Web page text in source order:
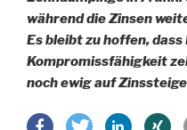
während die Zinsen
Es bleibt zu hoffen,
Kompromissfähigkeit
noch ewig auf